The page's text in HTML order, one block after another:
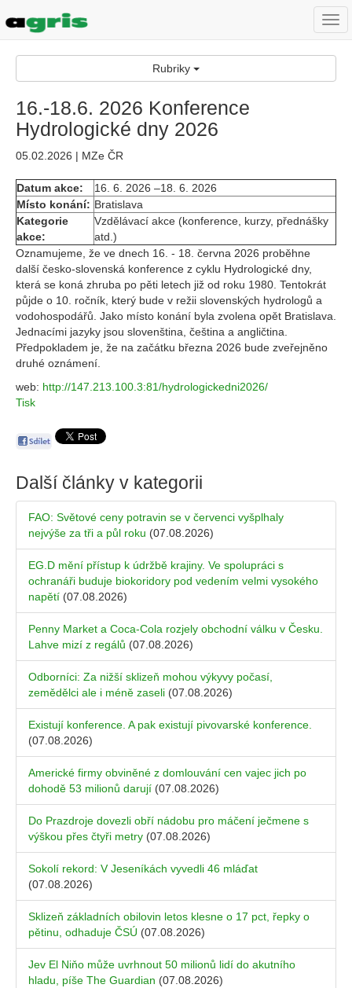
Rubriky
16.-18.6. 2026 Konference
Hydrologické dny 2026
05.02.2026 | MZe ČR
Datum akce:
16. 6. 2026 –18. 6. 2026
Místo konání: Bratislava
Kategorie
akce:
Vzdělávací akce (konference, kurzy, přednášky
atd.)
Oznamujeme, že ve dnech 16. - 18. června 2026 proběhne
další česko-slovenská konference z cyklu Hydrologické dny,
která se koná zhruba po pěti letech již od roku 1980. Tentokrát
půjde o 10. ročník, který bude v režii slovenských hydrologů a
vodohospodářů. Jako místo konání byla zvolena opět Bratislava.
Jednacími jazyky jsou slovenština, čeština a angličtina.
Předpokladem je, že na začátku března 2026 bude zveřejněno
druhé oznámení.
web: http://147.213.100.3:81/hydrologickedni2026/
Tisk
Další články v kategorii
FAO: Světové ceny potravin se v červenci vyšplhaly
nejvýše za tři a půl roku (07.08.2026)
EG.D mění přístup k údržbě krajiny. Ve spolupráci s
ochranáři buduje biokoridory pod vedením velmi vysokého
napětí (07.08.2026)
Penny Market a Coca-Cola rozjely obchodní válku v Česku.
Lahve mizí z regálů (07.08.2026)
Odborníci: Za nižší sklizeň mohou výkyvy počasí,
zemědělci ale i méně zaseli (07.08.2026)
Existují konference. A pak existují pivovarské konference.
(07.08.2026)
Americké firmy obviněné z domlouvání cen vajec jich po
dohodě 53 milionů darují (07.08.2026)
Do Prazdroje dovezli obří nádobu pro máčení ječmene s
výškou přes čtyři metry (07.08.2026)
Sokolí rekord: V Jeseníkách vyvedli 46 mláďat
(07.08.2026)
Sklizeň základních obilovin letos klesne o 17 pct, řepky o
pětinu, odhaduje ČSÚ (07.08.2026)
Jev El Niňo může uvrhnout 50 milionů lidí do akutního
hladu, píše The Guardian (07.08.2026)